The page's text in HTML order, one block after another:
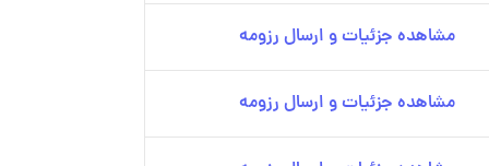
مشاهده جزئیات و ارسال رزومه
مشاهده جزئیات و ارسال رزومه